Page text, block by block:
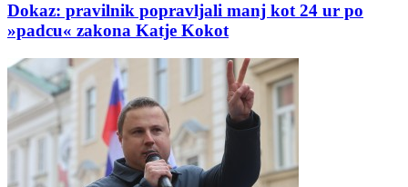
Dokaz: pravilnik popravljali manj kot 24 ur po
»padcu« zakona Katje Kokot